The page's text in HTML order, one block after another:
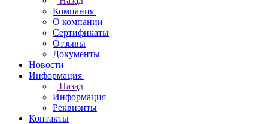
Компания
О компании
Сертификаты
Отзывы
Документы
Новости
Информация
Назад
Информация
Реквизиты
Контакты